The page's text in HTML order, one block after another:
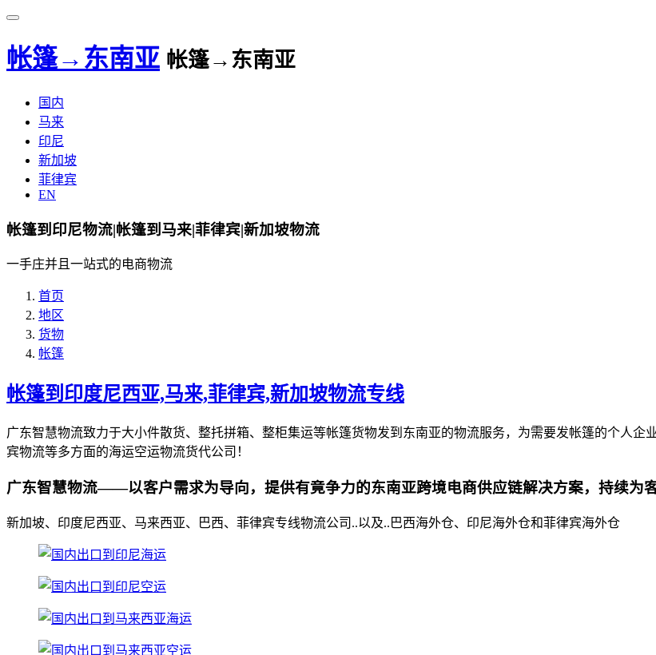
帐篷→东南亚 帐篷→东南亚
国内
马来
印尼
新加坡
菲律宾
EN
帐篷到印尼物流|帐篷到马来|菲律宾|新加坡物流
一手庄并且一站式的电商物流
首页
地区
货物
帐篷
帐篷到印度尼西亚,马来,菲律宾,新加坡物流专线
广东智慧物流致力于大小件散货、整托拼箱、整柜集运等帐篷货物发到东南亚的物流服务，为需要发帐篷的个人
宾物流等多方面的海运空运物流货代公司！
广东智慧物流——以客户需求为导向，提供有竟争力的东南亚跨境电商供应链解决方案，持续为客
新加坡、印度尼西亚、马来西亚、巴西、菲律宾专线物流公司..以及..巴西海外仓、印尼海外仓和菲律宾海外仓